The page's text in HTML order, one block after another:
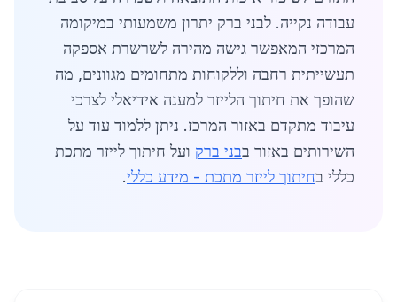
עבודה נקייה. לבני ברק יתרון משמעותי במיקומה
המרכזי המאפשר גישה מהירה לשרשרת אספקה
תעשייתית רחבה וללקוחות מתחומים מגוונים, מה
שהופך את חיתוך הלייזר למענה אידיאלי לצרכי
עיבוד מתקדם באזור המרכז. ניתן ללמוד עוד על
השירותים באזור בבני ברק ועל חיתוך לייזר מתכת
כללי בחיתוך לייזר מתכת - מידע כללי.